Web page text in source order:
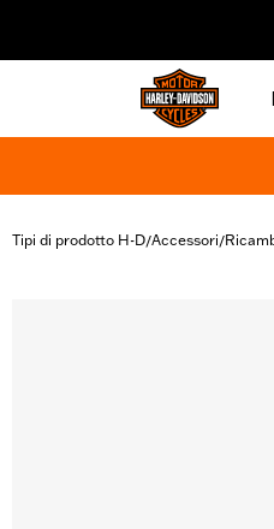
Tipi di prodotto H-D/Accessori/